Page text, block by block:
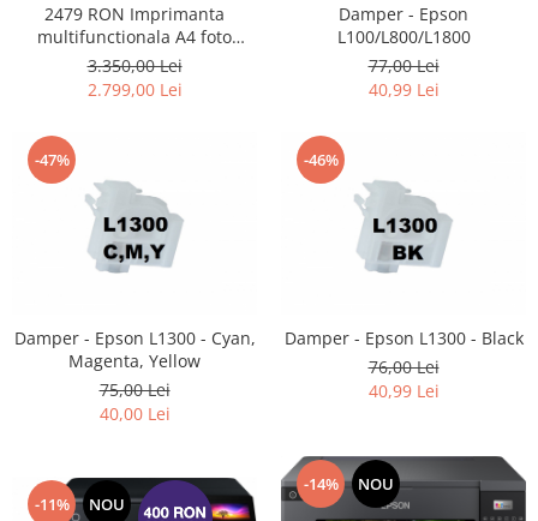
2479 RON Imprimanta
multifunctionala A4 foto
Epson L8160 #
3.350,00 Lei
2.799,00 Lei
Damper - Epson
L100/L800/L1800
77,00 Lei
40,99 Lei
-47%
Damper - Epson L1300 - Cyan,
Magenta, Yellow
75,00 Lei
40,00 Lei
-46%
Damper - Epson L1300 - Black
76,00 Lei
40,99 Lei
-11% NOU
-14% NOU